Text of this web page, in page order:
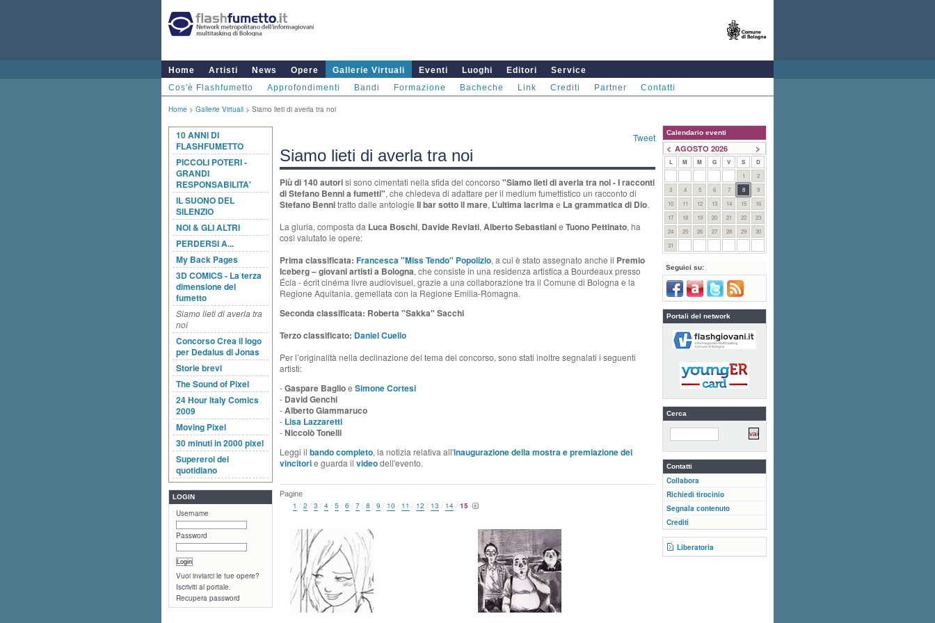
Home Artisti News Opere Gallerie Virtuali Eventi Luoghi Editori
Service
Cos'è Flashfumetto
Approfondimenti Bandi Formazione Bacheche Link Crediti Partner Contatti
Home > Gallerie Virtuali > Siamo lieti di averla tra noi
10 ANNI DI
FLASHFUMETTO
PICCOLI POTERI -
GRANDI
RESPONSABILITA'
IL SUONO DEL
SILENZIO
NOI & GLI ALTRI
PERDERSI A...
My Back Pages
3D COMICS - La terza
dimensione del
fumetto
Siamo lieti di averla tra
noi
Concorso Crea il logo
per Dedalus di Jonas
Storie brevi
The Sound of Pixel
24 Hour Italy Comics
2009
Moving Pixel
30 minuti in 2000 pixel
Supereroi del
quotidiano
LOGIN
Username
Password
Vuoi inviarci le tue opere?
Iscriviti al portale.
Recupera password
Tweet
Siamo lieti di averla tra noi
Più di 140 autorisi sono cimentati nella sfida del concorso "Siamo lieti di averla tra noi - I racconti
di Stefano Benni a fumetti", che chiedeva di adattare per il medium fumettistico un racconto di
Stefano Bennitratto dalle antologie Il bar sotto il mare, L’ultima lacrima e La grammatica di Dio.
La giuria, composta da Luca Boschi, Davide Reviati, Alberto Sebastianie Tuono Pettinato, ha
così valutato le opere:
Prima classificata: Francesca "Miss Tendo" Popolizio, a cui è stato assegnato anche il Premio
Iceberg – giovani artisti a Bologna, che consiste in una residenza artistica a Bourdeaux presso
Écla - écrit cinéma livre audiovisuel, grazie a una collaborazione tra il Comune di Bologna e la
Regione Aquitania, gemellata con la Regione Emilia-Romagna.
Seconda classificata: Roberta "Sakka" Sacchi
Terzo classificato: Daniel Cuello
Per l’originalità nella declinazione del tema del concorso, sono stati inoltre segnalati i seguenti
artisti:
-Gaspare Baglioe Simone Cortesi
- David Genchi
-Alberto Giammaruco
- Lisa Lazzaretti
-Niccolò Tonelli
Leggi il bando completo, la notizia relativa all'inaugurazione della mostra epremiazione dei
vincitorie guarda il videodell'evento.
Pagine
1 / 2 / 3 / 4 / 5 / 6 / 7 / 8 / 9 / 10 / 11 / 12 / 13 / 14 / 15
Calendario eventi
>
< AGOSTO 2026
L M M G V S
D
1
2
3
4 5 6 7 8
9
10
11 12 13 14 15
16
17
18 19 20 21 22
23
24
25 26 27 28 29
30
31
Seguici su:
Portali del network
Cerca
Contatti
Collabora
Richiedi tirocinio
Segnala contenuto
Crediti
Liberatoria